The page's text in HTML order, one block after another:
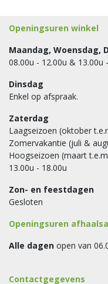
Openingsuren winkel
Maandag, Woensdag,
08.00u - 12.00u & 13.00u
Dinsdag
Enkel op afspraak.
Zaterdag
Laagseizoen (oktober
Zomervakantie (juli &
Hoogseizoen (maart
13.00u - 18.00u
Zon- en feestdagen
Gesloten
Openingsuren
Alle dagen open van
Contactgegevens